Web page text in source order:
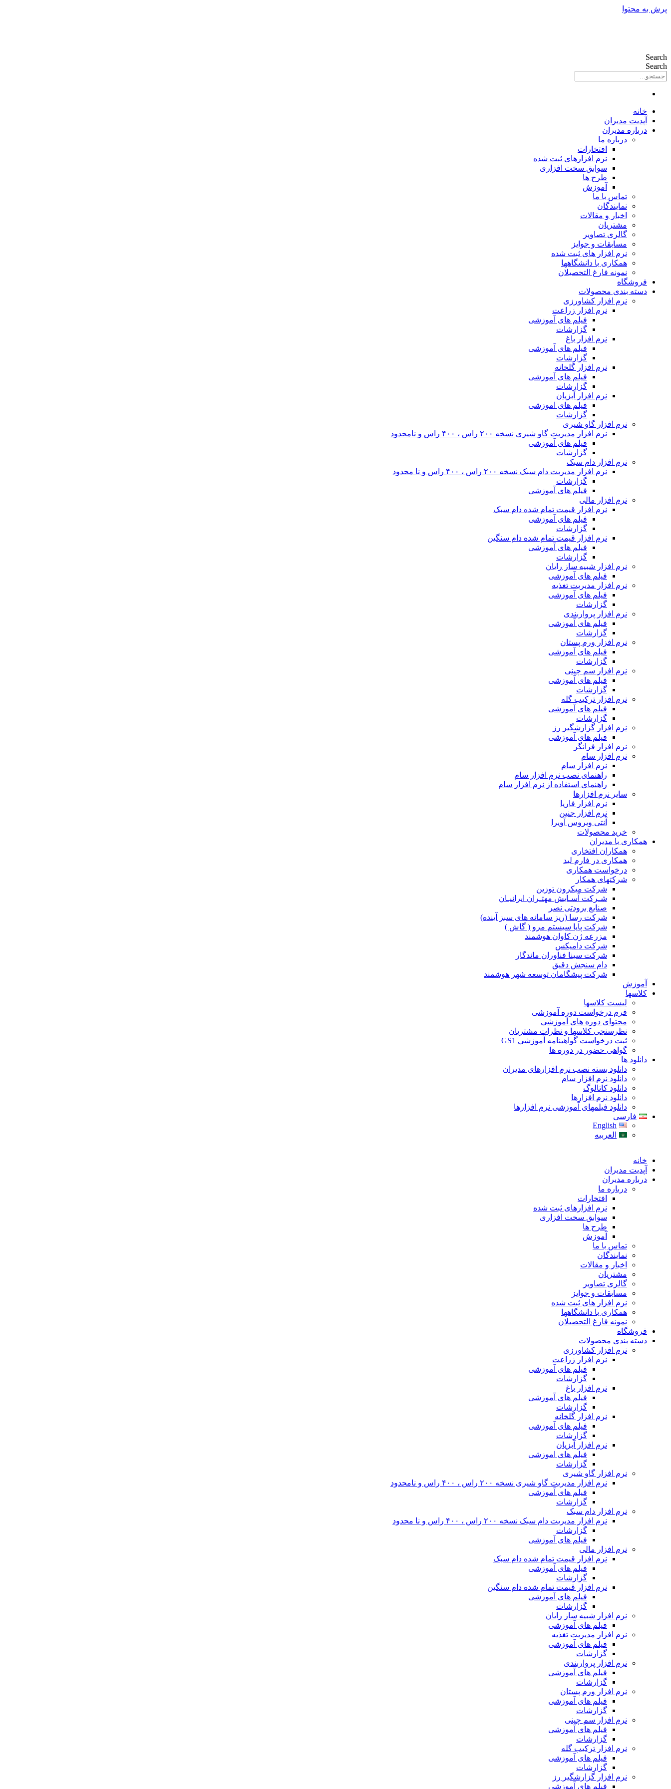
پرش به محتوا
Search
Search
خانه
آپدیت مدیران
درباره مدیران
درباره ما
افتخارات
نرم افزارهای ثبت شده
سوابق سخت افزاری
طرح ها
آموزش
تماس با ما
نمایندگان
اخبار و مقالات
مشتریان
گالری تصاویر
مسابقات و جوایز
نرم افزار های ثبت شده
همکاری با دانشگاهها
نمونه فارغ التحصیلان
فروشگاه
دسته بندی محصولات
نرم افزار کشاورزی
نرم افزار زراعت
فیلم های آموزشی
گزارشات
نرم افزار باغ
فیلم های آموزشی
گزارشات
نرم افزار گلخانه
فیلم های آموزشی
گزارشات
نرم افزار آبزیان
فیلم های اموزشی
گزارشات
نرم افزار گاو شیری
نرم افزار مدیریت گاو شیری نسخه ۲۰۰ راس ، ۴۰۰ راس و نامحدود
فیلم های آموزشی
گزارشات
نرم افزار دام سبک
نرم افزار مدیریت دام سبک نسخه ۲۰۰ راس ، ۴۰۰ راس و نا محدود
گزارشات
فیلم های آموزشی
نرم افزار مالی
نرم افزار قیمت تمام شده دام سبک
فیلم های آموزشی
گزارشات
نرم افزار قیمت تمام شده دام سنگین
فیلم های آموزشی
گزارشات
نرم افزار شبیه ساز رایان
فیلم های آموزشی
نرم افزار مدیریت تغذیه
فیلم های آموزشی
گزارشات
نرم افزار پرواربندی
فیلم های آموزشی
گزارشات
نرم افزار ورم پستان
فیلم های آموزشی
گزارشات
نرم افزار سم چینی
فیلم های آموزشی
گزارشات
نرم افزار ترکیب گله
فیلم های آموزشی
گزارشات
نرم افزار گزارشگیر رز
فیلم های آموزشی
نرم افزار فرانگر
نرم افزار سام
نرم افزار سام
راهنمای نصب نرم افزار سام
راهنمای استفاده از نرم افزار سام
سایر نرم افزارها
نرم افزار فاریا
نرم افزار جنین
آنتی ویروس آویرا
خرید محصولات
همکاری با مدیران
همکاران افتخاری
همکاری در فارم لید
درخواست همکاری
شرکتهای همکار
شرکت میکرون توزین
شـرکت آسـایش مهتـران ایرانیـان
صنایع برودتی نصر
شرکت رسا (ریز سامانه های سبز آینده)
شرکت پایا سیستم مرو ( گاش )
مزرعه ژن کاوان هوشمند
شرکت دامیکس
شرکت سینا فناوران ماندگار
دام سنجش دقیق
شرکت پیشگامان توسعه شهر هوشمند
آموزش
کلاسها
لیست کلاسها
فرم درخواست دوره آموزشی
محتوای دوره های آموزشی
نظرسنجی کلاسها و نظرات مشتریان
ثبت درخواست گواهینامه آموزشی GS1
گواهی حضور در دوره ها
دانلود ها
دانلود بسته نصب نرم افزارهای مدیران
دانلود نرم افزار سام
دانلود کاتالوگ
دانلود نرم افزارها
دانلود فیلمهای آموزشی نرم افزارها
فارسی
English
العربیه
خانه
آپدیت مدیران
درباره مدیران
درباره ما
افتخارات
نرم افزارهای ثبت شده
سوابق سخت افزاری
طرح ها
آموزش
تماس با ما
نمایندگان
اخبار و مقالات
مشتریان
گالری تصاویر
مسابقات و جوایز
نرم افزار های ثبت شده
همکاری با دانشگاهها
نمونه فارغ التحصیلان
فروشگاه
دسته بندی محصولات
نرم افزار کشاورزی
نرم افزار زراعت
فیلم های آموزشی
گزارشات
نرم افزار باغ
فیلم های آموزشی
گزارشات
نرم افزار گلخانه
فیلم های آموزشی
گزارشات
نرم افزار آبزیان
فیلم های اموزشی
گزارشات
نرم افزار گاو شیری
نرم افزار مدیریت گاو شیری نسخه ۲۰۰ راس ، ۴۰۰ راس و نامحدود
فیلم های آموزشی
گزارشات
نرم افزار دام سبک
نرم افزار مدیریت دام سبک نسخه ۲۰۰ راس ، ۴۰۰ راس و نا محدود
گزارشات
فیلم های آموزشی
نرم افزار مالی
نرم افزار قیمت تمام شده دام سبک
فیلم های آموزشی
گزارشات
نرم افزار قیمت تمام شده دام سنگین
فیلم های آموزشی
گزارشات
نرم افزار شبیه ساز رایان
فیلم های آموزشی
نرم افزار مدیریت تغذیه
فیلم های آموزشی
گزارشات
نرم افزار پرواربندی
فیلم های آموزشی
گزارشات
نرم افزار ورم پستان
فیلم های آموزشی
گزارشات
نرم افزار سم چینی
فیلم های آموزشی
گزارشات
نرم افزار ترکیب گله
فیلم های آموزشی
گزارشات
نرم افزار گزارشگیر رز
فیلم های آموزشی